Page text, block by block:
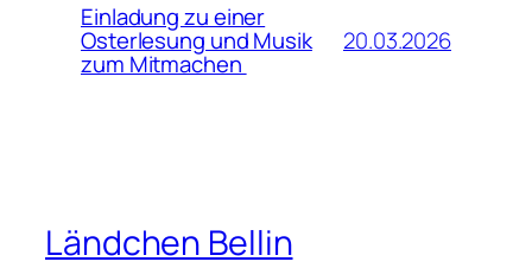
Einladung zu einer
Osterlesung und Musik
zum Mitmachen
20.03.2026
Ländchen Bellin